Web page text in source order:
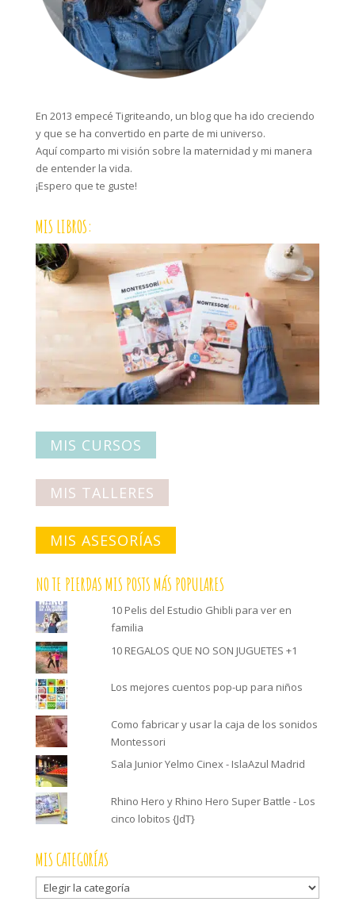
En 2013 empecé Tigriteando, un blog que ha ido creciendo
y que se ha convertido en parte de mi universo.
Aquí comparto mi visión sobre la maternidad y mi manera
de entender la vida.
¡Espero que te guste!
MIS LIBROS:
MIS CURSOS
MIS TALLERES
MIS ASESORÍAS
NO TE PIERDAS MIS POSTS MÁS POPULARES
10 Pelis del Estudio Ghibli para ver en
familia
10 REGALOS QUE NO SON JUGUETES +1
Los mejores cuentos pop-up para niños
Como fabricar y usar la caja de los sonidos
Montessori
Sala Junior Yelmo Cinex - IslaAzul Madrid
Rhino Hero y Rhino Hero Super Battle - Los
cinco lobitos {JdT}
MIS CATEGORÍAS
Mis
categorías